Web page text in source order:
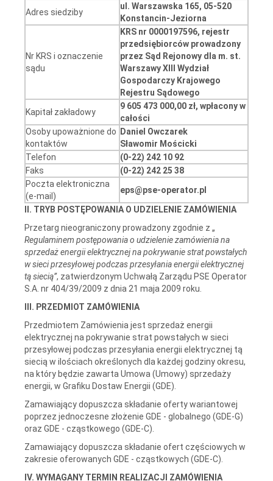
Adres siedziby
ul. Warszawska 165, 05-520
Konstancin-Jeziorna
Nr KRS i oznaczenie
sądu
KRS nr 0000197596, rejestr
przedsiębiorców prowadzony
przez Sąd Rejonowy dla m. st.
Warszawy XIII Wydział
Gospodarczy Krajowego
Rejestru Sądowego
Kapitał zakładowy
9 605 473 000,00 zł, wpłacony w
całości
Osoby upoważnione do
kontaktów
Daniel Owczarek
Sławomir Mościcki
Telefon
(0-22) 242 10 92
Faks
(0-22) 242 25 38
Poczta elektroniczna
(e-mail)
eps@pse-operator.pl
II. TRYB POSTĘPOWANIA O UDZIELENIE ZAMÓWIENIA
Przetarg nieograniczony prowadzony zgodnie z „
Regulaminem postępowania o udzielenie zamówienia na
sprzedaż energii elektrycznej na pokrywanie strat powstałych
w sieci przesyłowej podczas przesyłania energii elektrycznej
tą siecią”, zatwierdzonym Uchwałą Zarządu PSE Operator
S.A. nr 404/39/2009 z dnia 21 maja 2009 roku.
III. PRZEDMIOT ZAMÓWIENIA
Przedmiotem Zamówienia jest sprzedaż energii
elektrycznej na pokrywanie strat powstałych w sieci
przesyłowej podczas przesyłania energii elektrycznej tą
siecią w ilościach określonych dla każdej godziny okresu,
na który będzie zawarta Umowa (Umowy) sprzedaży
energii, w Grafiku Dostaw Energii (GDE).
Zamawiający dopuszcza składanie oferty wariantowej
poprzez jednoczesne złożenie GDE - globalnego (GDE-G)
oraz GDE - cząstkowego (GDE-C).
Zamawiający dopuszcza składanie ofert częściowych w
zakresie oferowanych GDE - cząstkowych (GDE-C).
IV. WYMAGANY TERMIN REALIZACJI ZAMÓWIENIA